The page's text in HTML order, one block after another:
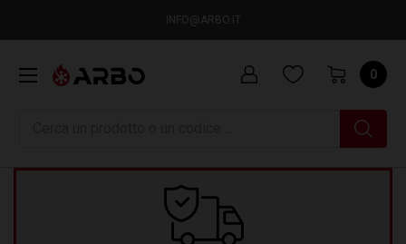
INFO@ARBO.IT
0